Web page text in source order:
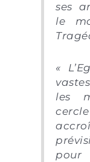
ses
le
«
les
pour